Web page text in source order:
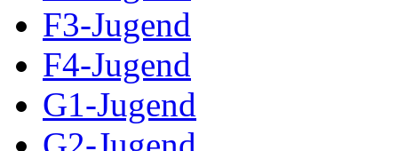
F3-Jugend
F4-Jugend
G1-Jugend